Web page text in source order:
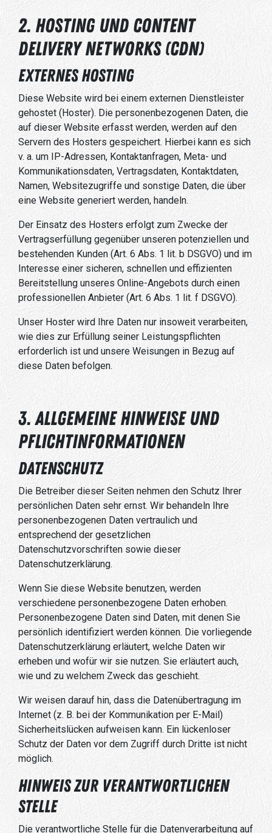
2. Hosting und Content
Delivery Networks (CDN)
Externes Hosting
Diese Website wird bei einem externen Dienstleister
gehostet (Hoster). Die personenbezogenen Daten, die
auf dieser Website erfasst werden, werden auf den
Servern des Hosters gespeichert. Hierbei kann es sich
v. a. um IP-Adressen, Kontaktanfragen, Meta- und
Kommunikationsdaten, Vertragsdaten, Kontaktdaten,
Namen, Websitezugriffe und sonstige Daten, die über
eine Website generiert werden, handeln.
Der Einsatz des Hosters erfolgt zum Zwecke der
Vertragserfüllung gegenüber unseren potenziellen und
bestehenden Kunden (Art. 6 Abs. 1 lit. b DSGVO) und im
Interesse einer sicheren, schnellen und effizienten
Bereitstellung unseres Online-Angebots durch einen
professionellen Anbieter (Art. 6 Abs. 1 lit. f DSGVO).
Unser Hoster wird Ihre Daten nur insoweit verarbeiten,
wie dies zur Erfüllung seiner Leistungspflichten
erforderlich ist und unsere Weisungen in Bezug auf
diese Daten befolgen.
3. Allgemeine Hinweise und
Pflicht­informationen
Datenschutz
Die Betreiber dieser Seiten nehmen den Schutz Ihrer
persönlichen Daten sehr ernst. Wir behandeln Ihre
personenbezogenen Daten vertraulich und
entsprechend der gesetzlichen
Datenschutzvorschriften sowie dieser
Datenschutzerklärung.
Wenn Sie diese Website benutzen, werden
verschiedene personenbezogene Daten erhoben.
Personenbezogene Daten sind Daten, mit denen Sie
persönlich identifiziert werden können. Die vorliegende
Datenschutzerklärung erläutert, welche Daten wir
erheben und wofür wir sie nutzen. Sie erläutert auch,
wie und zu welchem Zweck das geschieht.
Wir weisen darauf hin, dass die Datenübertragung im
Internet (z. B. bei der Kommunikation per E-Mail)
Sicherheitslücken aufweisen kann. Ein lückenloser
Schutz der Daten vor dem Zugriff durch Dritte ist nicht
möglich.
Hinweis zur verantwortlichen
Stelle
Die verantwortliche Stelle für die Datenverarbeitung auf